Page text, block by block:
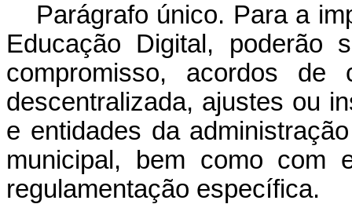
Parágrafo único. Para a
Educação Digital, poderão
compromisso, acordos de
descentralizada, ajustes ou
e entidades da
municipal, bem como com
regulamentação específica.